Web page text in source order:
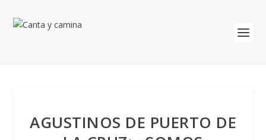
AGUSTINOS DE PUERTO DE